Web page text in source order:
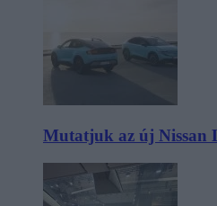
Mutatjuk az új Nissan